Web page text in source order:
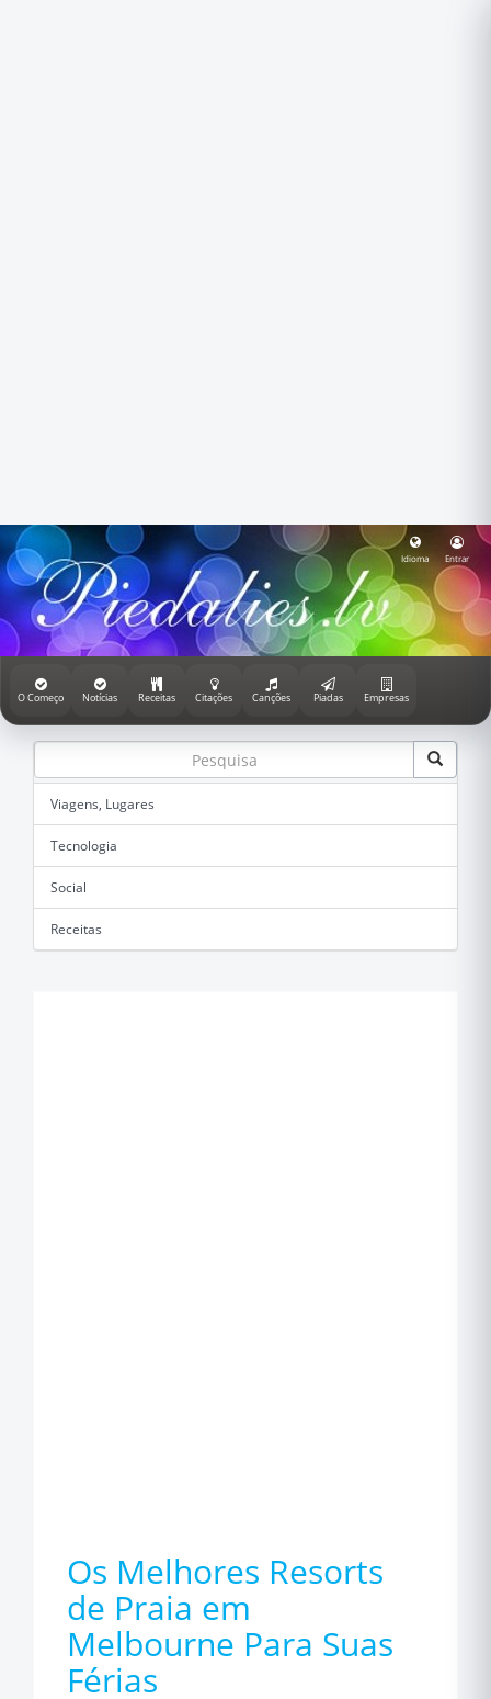
Idioma Entrar
O Começo Notícias Receitas Citações Canções Piadas Empresas
Viagens, Lugares
Tecnologia
Social
Receitas
Os Melhores Resorts
de Praia em
Melbourne Para Suas
Férias